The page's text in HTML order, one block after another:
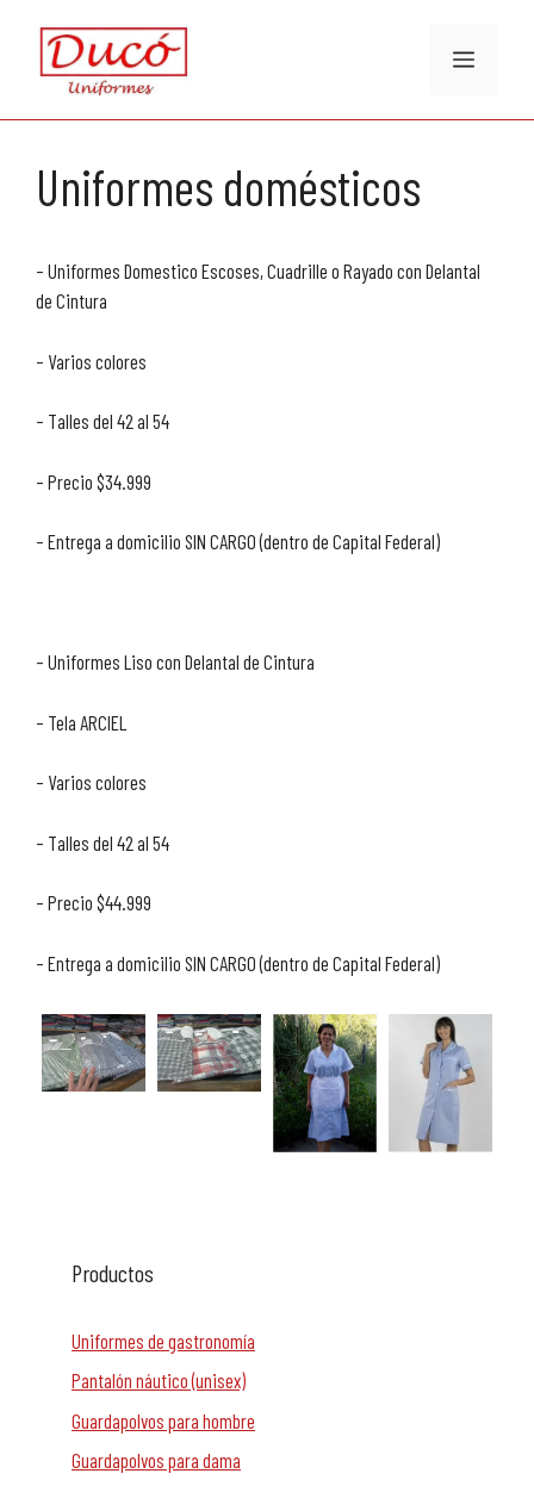
contenido
Menú
Uniformes domésticos
– Uniformes Domestico Escoses, Cuadrille o Rayado con Delantal
de Cintura
– Varios colores
– Talles del 42 al 54
– Precio $34.999
– Entrega a domicilio SIN CARGO (dentro de Capital Federal)
– Uniformes Liso con Delantal de Cintura
– Tela ARCIEL
– Varios colores
– Talles del 42 al 54
– Precio $44.999
– Entrega a domicilio SIN CARGO (dentro de Capital Federal)
Productos
Uniformes de gastronomía
Pantalón náutico (unisex)
Guardapolvos para hombre
Guardapolvos para dama